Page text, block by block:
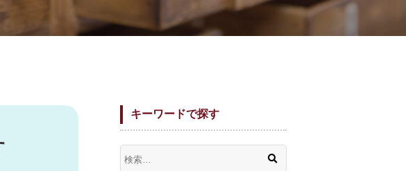
キーワードで探す